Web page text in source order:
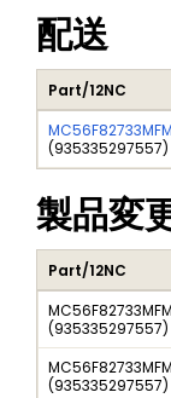
配送
Part/12NC
MC56F82733MFM
(935335297557)
製品変
Part/12NC
MC56F82733MFM
(935335297557)
MC56F82733MFM
(935335297557)